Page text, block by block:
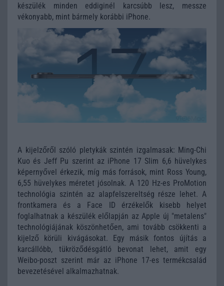
készülék minden eddiginél karcsúbb lesz, messze
vékonyabb, mint bármely korábbi iPhone.
A kijelzőről szóló pletykák szintén izgalmasak: Ming-Chi
Kuo és Jeff Pu szerint az iPhone 17 Slim 6,6 hüvelykes
képernyővel érkezik, míg más források, mint Ross Young,
6,55 hüvelykes méretet jósolnak. A 120 Hz-es ProMotion
technológia szintén az alapfelszereltség része lehet. A
frontkamera és a Face ID érzékelők kisebb helyet
foglalhatnak a készülék előlapján az Apple új "metalens"
technológiájának köszönhetően, ami tovább csökkenti a
kijelző körüli kivágásokat. Egy másik fontos újítás a
karcállóbb, tükröződésgátló bevonat lehet, amit egy
Weibo-poszt szerint már az iPhone 17-es termékcsalád
bevezetésével alkalmazhatnak.